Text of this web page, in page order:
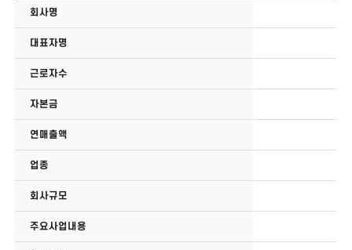
회사명
대표자명
근로자수
자본금
연매출액
업종
회사규모
주요사업내용